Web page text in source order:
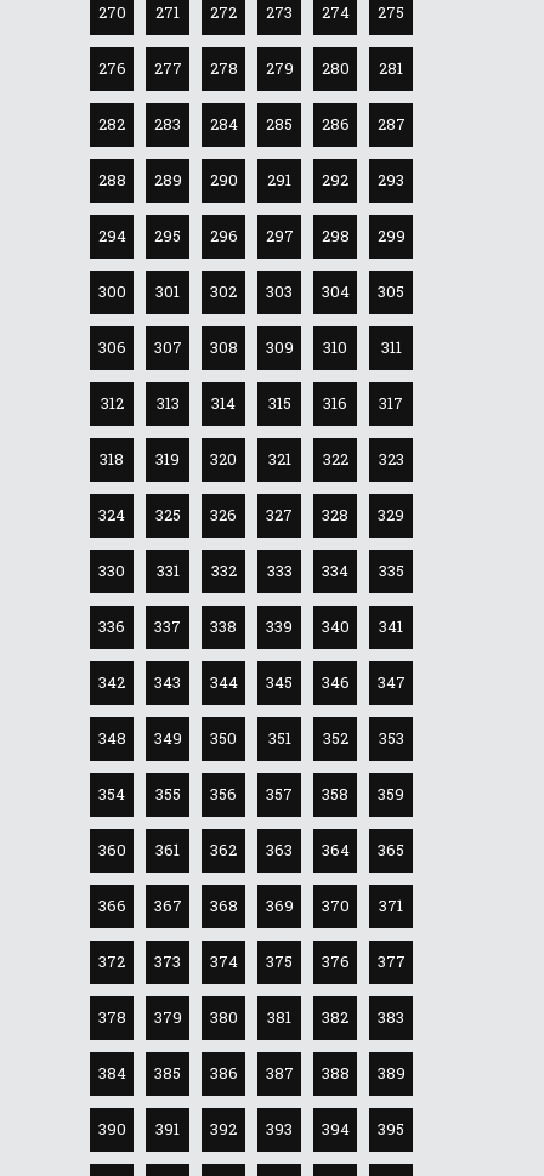
270 271 272 273 274 275
276 277 278 279 280 281
282 283 284 285 286 287
288 289 290 291 292 293
294 295 296 297 298 299
300 301 302 303 304 305
306 307 308 309 310 311
312 313 314 315 316 317
318 319 320 321 322 323
324 325 326 327 328 329
330 331 332 333 334 335
336 337 338 339 340 341
342 343 344 345 346 347
348 349 350 351 352 353
354 355 356 357 358 359
360 361 362 363 364 365
366 367 368 369 370 371
372 373 374 375 376 377
378 379 380 381 382 383
384 385 386 387 388 389
390 391 392 393 394 395